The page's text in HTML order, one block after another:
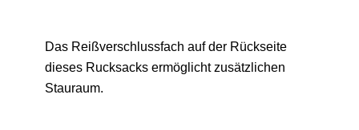
Das Reißverschlussfach auf der Rückseite
dieses Rucksacks ermöglicht zusätzlichen
Stauraum.